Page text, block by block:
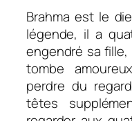
Brahma est le
légende, il a
engendré sa fille,
tombe
perdre du
têtes